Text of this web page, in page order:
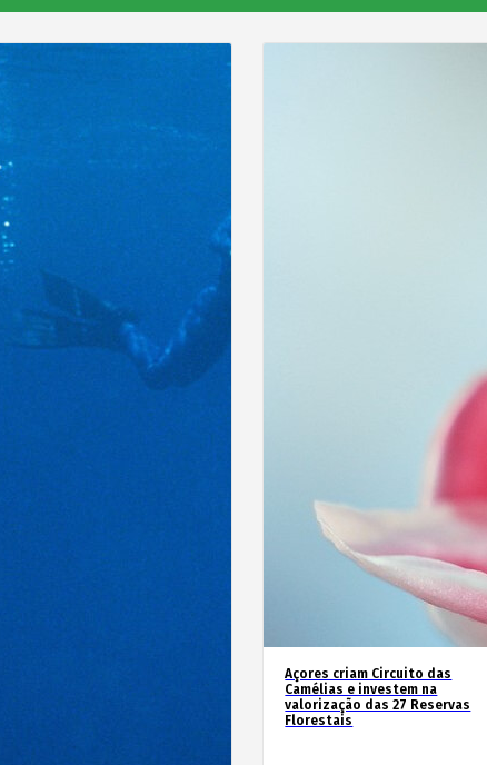
Açores criam Circuito das
Camélias e investem na
valorização das 27 Reservas
Florestais